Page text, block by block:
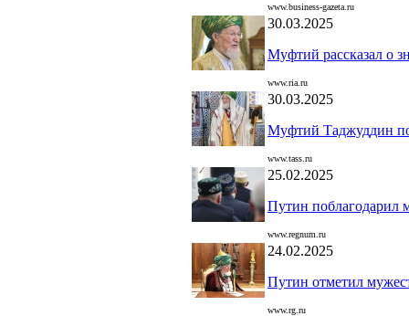
www.business-gazeta.ru
30.03.2025
Муфтий рассказал о
www.ria.ru
30.03.2025
Муфтий Таджуддин
www.tass.ru
25.02.2025
Путин поблагодарил
www.regnum.ru
24.02.2025
Путин отметил
www.rg.ru